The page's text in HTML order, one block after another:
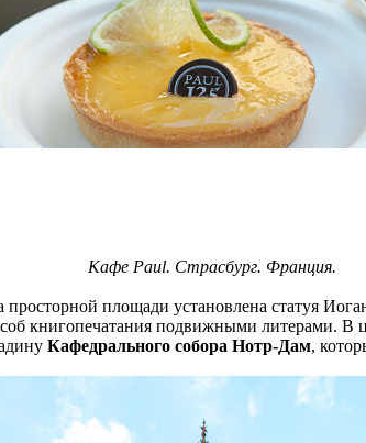
Кафе Paul. Страсбург. Франция.
просторной площади установлена статуя
книгопечатания подвижными литерами. В
Кафедрального собора Нотр-Дам,